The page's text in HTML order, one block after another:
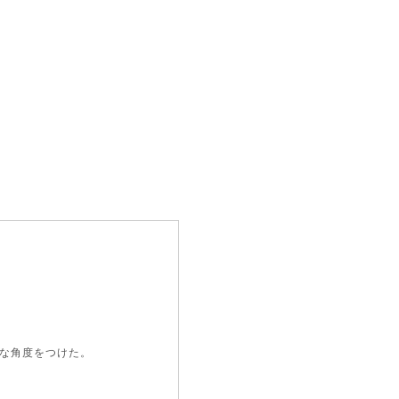
角度をつけた。